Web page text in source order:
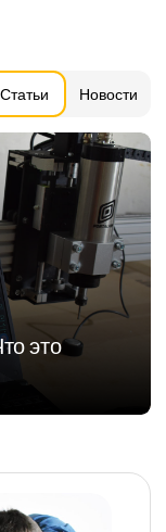
Статьи Новости